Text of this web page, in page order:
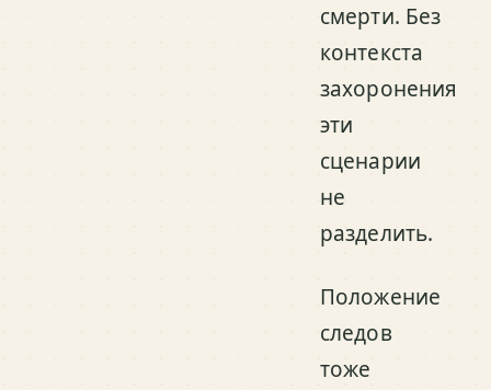
смерти. Без
контекста
захоронения
эти
сценарии
не
разделить.
Положение
следов
тоже